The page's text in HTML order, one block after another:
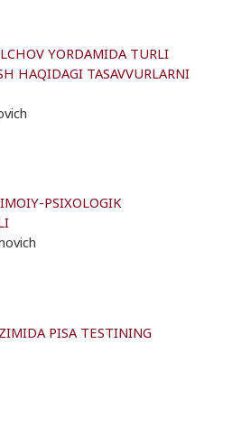
YORDAMIDA TURLI
HAQIDAGI TASAVVURLARNI
PSIXOLOGIK
PISA TESTINING